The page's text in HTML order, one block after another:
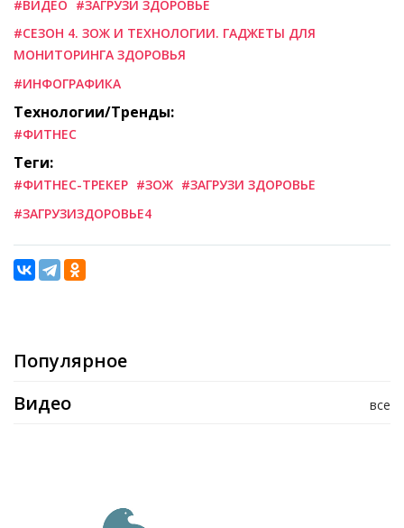
#ВИДЕО #ЗАГРУЗИ ЗДОРОВЬЕ
#СЕЗОН 4. ЗОЖ И ТЕХНОЛОГИИ. ГАДЖЕТЫ ДЛЯ
МОНИТОРИНГА ЗДОРОВЬЯ
#ИНФОГРАФИКА
Технологии/Тренды:
#ФИТНЕС
Теги:
#ФИТНЕС-ТРЕКЕР #ЗОЖ #ЗАГРУЗИ ЗДОРОВЬЕ
#ЗАГРУЗИЗДОРОВЬЕ4
Популярное
все
Видео